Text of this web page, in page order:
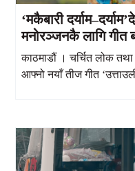
‘मकैबारी
मनोरञ्जनकै लागि गीत
काठमाडौं । चर्चित लोक
आफ्नो नयाँ तीज गीत